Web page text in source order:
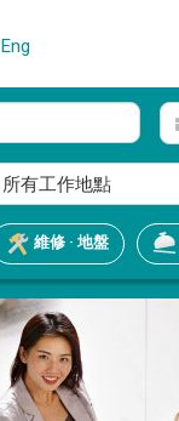
Eng
所有工作地點
維修 · 地盤